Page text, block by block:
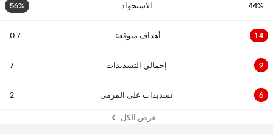
44% الاستحواذ 56%
1.4 أهداف متوقعة 0.7
9 إجمالي التسديدات 7
6 تسديدات على المرمى 2
عرض الكل